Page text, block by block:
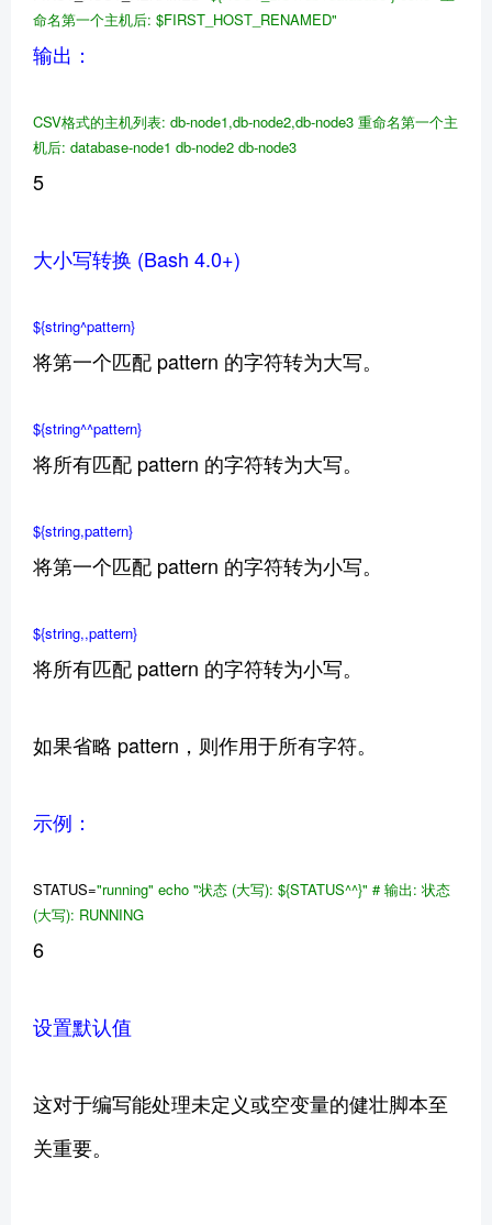
命名第一个主机后: $FIRST_HOST_RENAMED"
输出：
CSV格式的主机列表: db-node1,db-node2,db-node3 重命名第一个主
机后: database-node1 db-node2 db-node3
5
大小写转换 (Bash 4.0+)
${string^pattern}
将第一个匹配 pattern 的字符转为大写。
${string^^pattern}
将所有匹配 pattern 的字符转为大写。
${string,pattern}
将第一个匹配 pattern 的字符转为小写。
${string,,pattern}
将所有匹配 pattern 的字符转为小写。
如果省略 pattern，则作用于所有字符。
示例：
STATUS="running" echo "状态 (大写): ${STATUS^^}" # 输出: 状态
(大写): RUNNING
6
设置默认值
这对于编写能处理未定义或空变量的健壮脚本至
关重要。